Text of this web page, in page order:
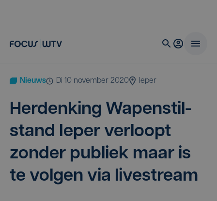
Nieuws di 10 november 2020 Ieper
Her­den­king Wapen­stil­
stand Ieper ver­loopt
zon­der publiek maar is
te vol­gen via livestream